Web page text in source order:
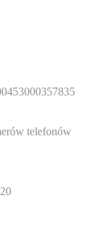
telefonów